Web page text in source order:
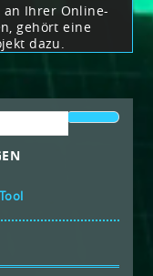
Ihrer Online-
gehört eine
dazu.